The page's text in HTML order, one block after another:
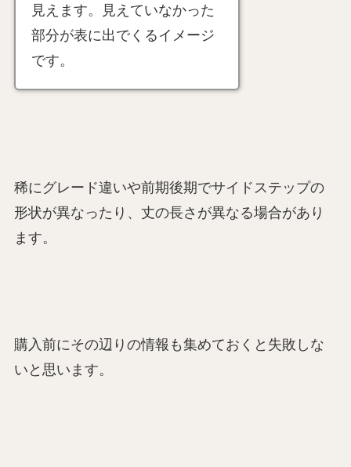
見えます。見えていなかった
部分が表に出でくるイメージ
です。
稀にグレード違いや前期後期でサイドステップの
形状が異なったり、丈の長さが異なる場合があり
ます。
購入前にその辺りの情報も集めておくと失敗しな
いと思います。